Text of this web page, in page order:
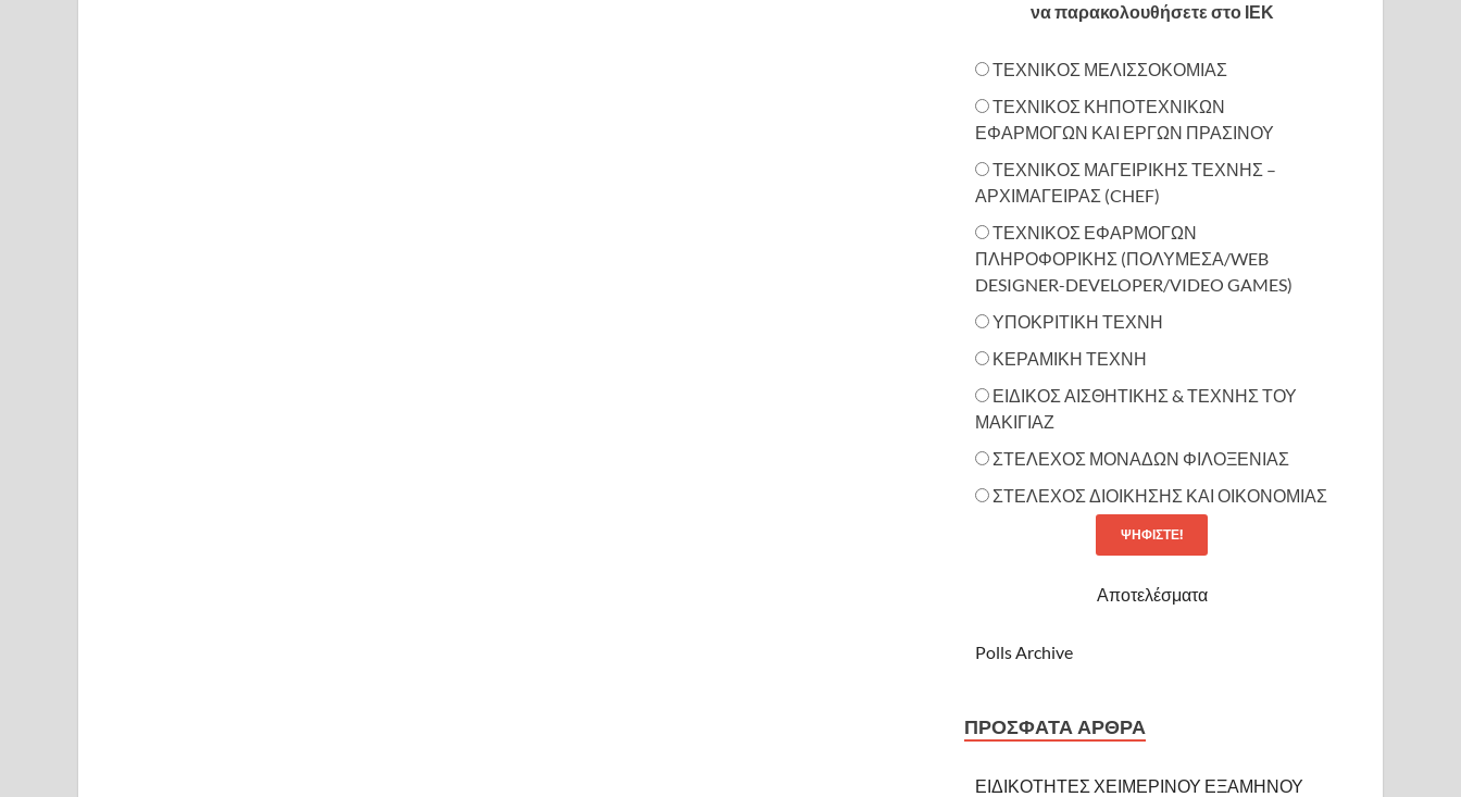
να παρακολουθήσετε στο ΙΕΚ
ΤΕΧΝΙΚΟΣ ΜΕΛΙΣΣΟΚΟΜΙΑΣ
ΤΕΧΝΙΚΟΣ ΚΗΠΟΤΕΧΝΙΚΩΝ
ΕΦΑΡΜΟΓΩΝ ΚΑΙ ΕΡΓΩΝ ΠΡΑΣΙΝΟΥ
ΤΕΧΝΙΚΟΣ ΜΑΓΕΙΡΙΚΗΣ ΤΕΧΝΗΣ –
ΑΡΧΙΜΑΓΕΙΡΑΣ (CHEF)
ΤΕΧΝΙΚΟΣ ΕΦΑΡΜΟΓΩΝ
ΠΛΗΡΟΦΟΡΙΚΗΣ (ΠΟΛΥΜΕΣΑ/WEB
DESIGNER-DEVELOPER/VIDEO GAMES)
ΥΠΟΚΡΙΤΙΚΗ ΤΕΧΝΗ
ΚΕΡΑΜΙΚΗ ΤΕΧΝΗ
ΕΙΔΙΚΟΣ ΑΙΣΘΗΤΙΚΗΣ & ΤΕΧΝΗΣ ΤΟΥ
ΜΑΚΙΓΙΑΖ
ΣΤΕΛΕΧΟΣ ΜΟΝΑΔΩΝ ΦΙΛΟΞΕΝΙΑΣ
ΣΤΕΛΕΧΟΣ ΔΙΟΙΚΗΣΗΣ ΚΑΙ ΟΙΚΟΝΟΜΙΑΣ
Αποτελέσματα
Polls Archive
ΠΡΌΣΦΑΤΑ ΆΡΘΡΑ
ΕΙΔΙΚΟΤΗΤΕΣ ΧΕΙΜΕΡΙΝΟΥ ΕΞΑΜΗΝΟΥ